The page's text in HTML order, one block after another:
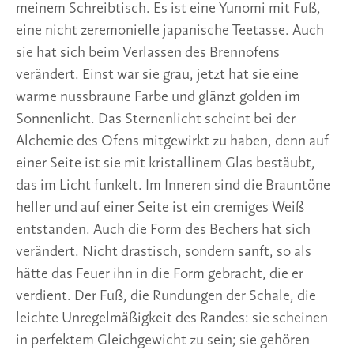
meinem Schreibtisch. Es ist eine Yunomi mit Fuß,
eine nicht zeremonielle japanische Teetasse. Auch
sie hat sich beim Verlassen des Brennofens
verändert. Einst war sie grau, jetzt hat sie eine
warme nussbraune Farbe und glänzt golden im
Sonnenlicht. Das Sternenlicht scheint bei der
Alchemie des Ofens mitgewirkt zu haben, denn auf
einer Seite ist sie mit kristallinem Glas bestäubt,
das im Licht funkelt. Im Inneren sind die Brauntöne
heller und auf einer Seite ist ein cremiges Weiß
entstanden. Auch die Form des Bechers hat sich
verändert. Nicht drastisch, sondern sanft, so als
hätte das Feuer ihn in die Form gebracht, die er
verdient. Der Fuß, die Rundungen der Schale, die
leichte Unregelmäßigkeit des Randes: sie scheinen
in perfektem Gleichgewicht zu sein; sie gehören